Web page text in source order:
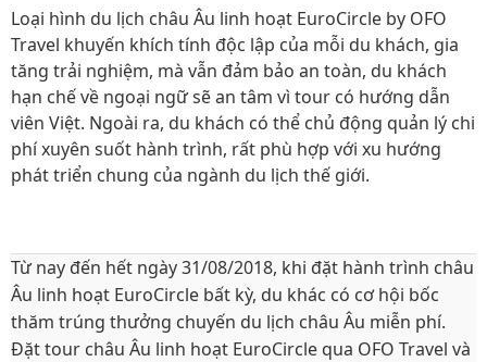
Loại hình du lịch châu Âu linh hoạt EuroCircle by OFO
Travel khuyến khích tính độc lập của mỗi du khách, gia
tăng trải nghiệm, mà vẫn đảm bảo an toàn, du khách
hạn chế về ngoại ngữ sẽ an tâm vì tour có hướng dẫn
viên Việt. Ngoài ra, du khách có thể chủ động quản lý chi
phí xuyên suốt hành trình, rất phù hợp với xu hướng
phát triển chung của ngành du lịch thế giới.
Từ nay đến hết ngày 31/08/2018, khi đặt hành trình châu
Âu linh hoạt EuroCircle bất kỳ, du khác có cơ hội bốc
thăm trúng thưởng chuyến du lịch châu Âu miễn phí.
Đặt tour châu Âu linh hoạt EuroCircle qua OFO Travel và